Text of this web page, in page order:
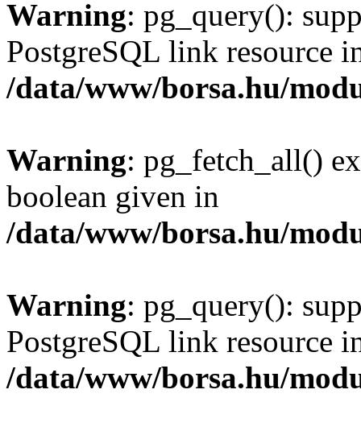
Warning: pg_query():
PostgreSQL link resource
/data/www/borsa.hu/
Warning: pg_fetch_all()
boolean given in
/data/www/borsa.hu/
Warning: pg_query():
PostgreSQL link resource
/data/www/borsa.hu/